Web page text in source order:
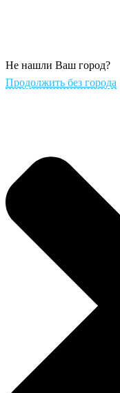
Не нашли Ваш город?
Продолжить без города